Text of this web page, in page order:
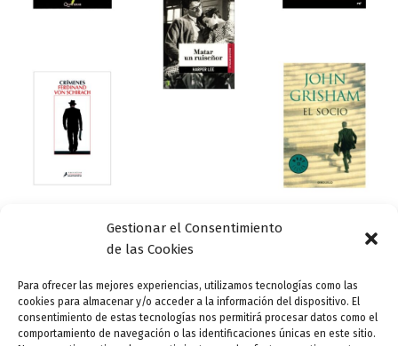
Gestionar el Consentimiento
de las Cookies
Para ofrecer las mejores experiencias, utilizamos tecnologías como las
cookies para almacenar y/o acceder a la información del dispositivo. El
consentimiento de estas tecnologías nos permitirá procesar datos como el
comportamiento de navegación o las identificaciones únicas en este sitio.
5 novelas de juicios (recomendadas por un
abogado)
ensutinta/5 septiembre, 2014
Miguel Garrido de Vega (O Barco de Valdeorras, Ourense,